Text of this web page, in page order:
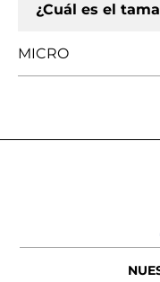
¿Cuál es el
MICRO